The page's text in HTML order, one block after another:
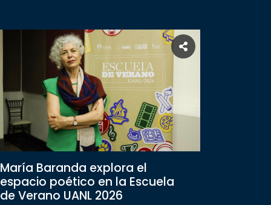
María Baranda explora el
espacio poético en la Escuela
de Verano UANL 2026